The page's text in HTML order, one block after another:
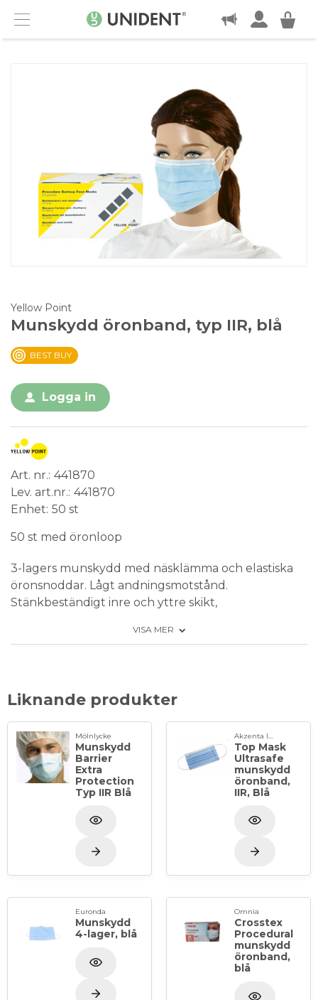
Menu
KONTAKT
Yellow Point
Munskydd öronband, typ IIR, blå
BEST BUY
Logga in
Art. nr. 441870
Lev. art.nr. 441870
Enhet 50 st
50 st med öronloop
3-lagers munskydd med näsklämma och elastiska
öronsnoddar. Lågt andningsmotstånd.
Stänkbeständigt inre och yttre skikt,
andningsmotstånd ΔP <60,0 Pa/cm2. Klass IIR, EN
VISA MER
Liknande produkter
Mölnlycke
Munskydd
Barrier
Extra
Protection
Typ IIR Blå
Akzenta International SA
Top Mask
Ultrasafe
munskydd
öronband,
IIR, Blå
Euronda
Munskydd
4-lager, blå
Omnia
Crosstex
Procedural
munskydd
öronband,
blå